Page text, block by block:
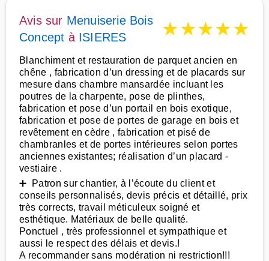
Avis sur Menuiserie Bois
Concept à ISIERES ★★★★★
Blanchiment et restauration de parquet ancien en
chêne , fabrication d’un dressing et de placards sur
mesure dans chambre mansardée incluant les
poutres de la charpente, pose de plinthes,
fabrication et pose d’un portail en bois exotique,
fabrication et pose de portes de garage en bois et
revêtement en cèdre , fabrication et pisé de
chambranles et de portes intérieures selon portes
anciennes existantes; réalisation d’un placard -
vestiaire .
➕ Patron sur chantier, à l’écoute du client et
conseils personnalisés, devis précis et détaillé, prix
très corrects, travail méticuleux soigné et
esthétique. Matériaux de belle qualité.
Ponctuel , très professionnel et sympathique et
aussi le respect des délais et devis.!
A recommander sans modération ni restriction!!!